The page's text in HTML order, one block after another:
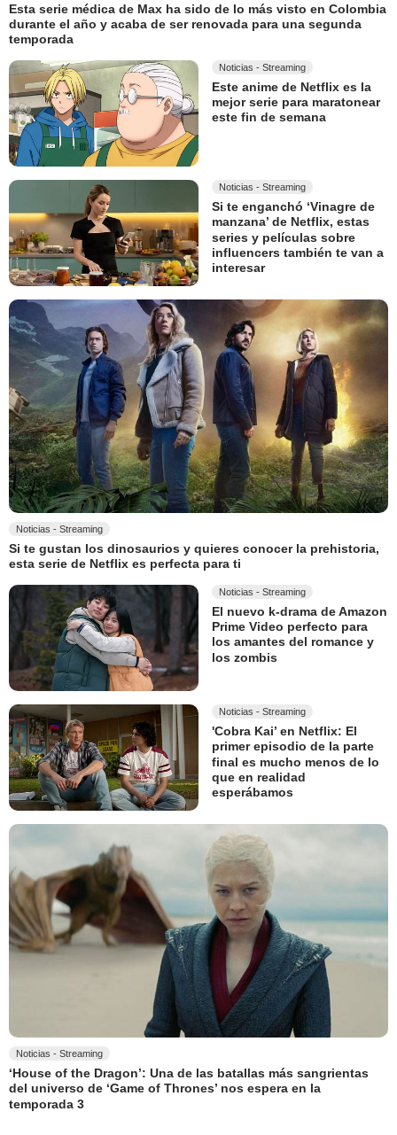
Esta serie médica de Max ha sido de lo más visto en Colombia
durante el año y acaba de ser renovada para una segunda
temporada
Noticias - Streaming
Este anime de Netflix es la
mejor serie para maratonear
este fin de semana
Noticias - Streaming
Si te enganchó ‘Vinagre de
manzana’ de Netflix, estas
series y películas sobre
influencers también te van a
interesar
Noticias - Streaming
Si te gustan los dinosaurios y quieres conocer la prehistoria,
esta serie de Netflix es perfecta para ti
Noticias - Streaming
El nuevo k-drama de Amazon
Prime Video perfecto para
los amantes del romance y
los zombis
Noticias - Streaming
'Cobra Kai’ en Netflix: El
primer episodio de la parte
final es mucho menos de lo
que en realidad
esperábamos
Noticias - Streaming
‘House of the Dragon’: Una de las batallas más sangrientas
del universo de ‘Game of Thrones’ nos espera en la
temporada 3